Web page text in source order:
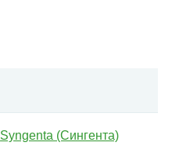
Syngenta (Сингента)